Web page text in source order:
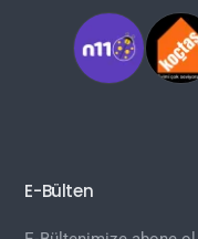
E-Bülten